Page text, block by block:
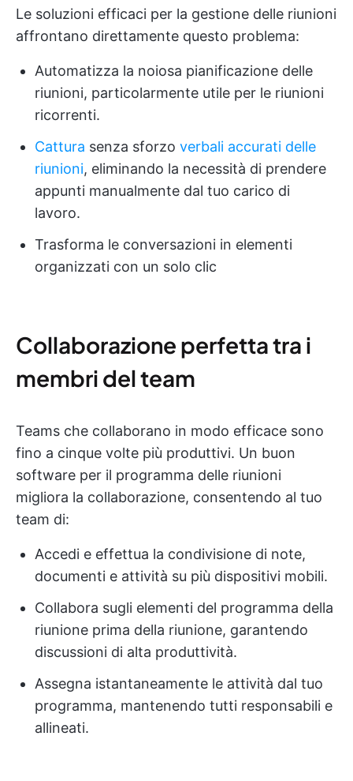
Le soluzioni efficaci per la gestione delle riunioni
affrontano direttamente questo problema:
Automatizza la noiosa pianificazione delle
riunioni, particolarmente utile per le riunioni
ricorrenti.
Cattura senza sforzo verbali accurati delle
riunioni, eliminando la necessità di prendere
appunti manualmente dal tuo carico di
lavoro.
Trasforma le conversazioni in elementi
organizzati con un solo clic
Collaborazione perfetta tra i
membri del team
Teams che collaborano in modo efficace sono
fino a cinque volte più produttivi. Un buon
software per il programma delle riunioni
migliora la collaborazione, consentendo al tuo
team di:
Accedi e effettua la condivisione di note,
documenti e attività su più dispositivi mobili.
Collabora sugli elementi del programma della
riunione prima della riunione, garantendo
discussioni di alta produttività.
Assegna istantaneamente le attività dal tuo
programma, mantenendo tutti responsabili e
allineati.